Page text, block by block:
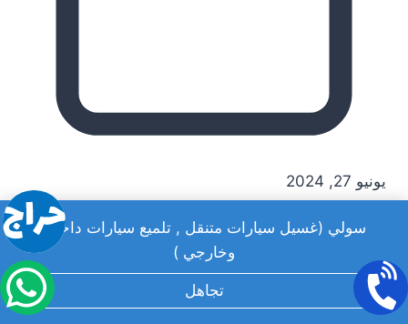
سولي (غسيل سيارات متنقل , تلميع سيارات داخلي
وخارجي )
تجاهل
يونيو 27, 2024